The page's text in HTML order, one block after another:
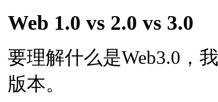
Web 1.0 vs 2.0 vs 3.0
要理解什么是Web3.0，
版本。